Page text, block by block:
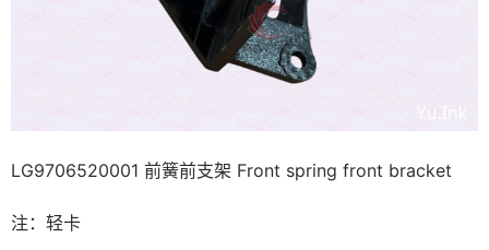
LG9706520001 前簧前支架 Front spring front bracket
注：轻卡